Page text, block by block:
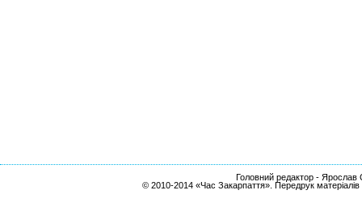
Головний редактор - Ярослав
© 2010-2014 «Час Закарпаття». Передрук